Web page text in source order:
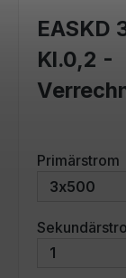
EASKD
Kl.0,2 -
Primärstrom